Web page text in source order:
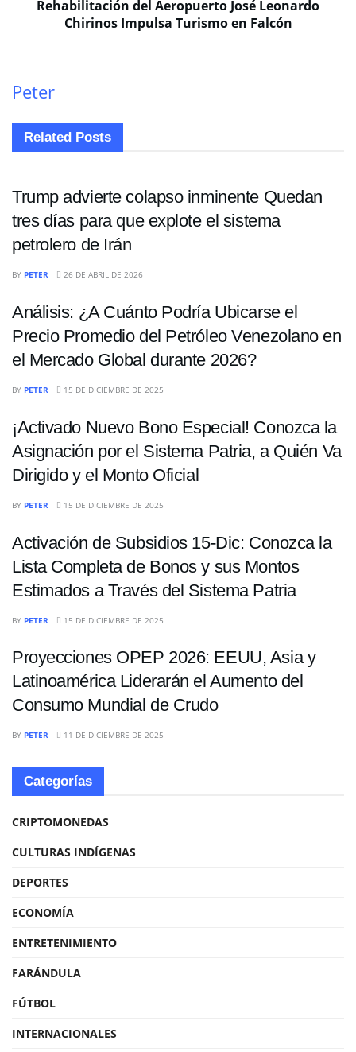
Rehabilitación del Aeropuerto José Leonardo
Chirinos Impulsa Turismo en Falcón
Peter
Related Posts
ECONOMÍA
Trump advierte colapso inminente Quedan
tres días para que explote el sistema
petrolero de Irán
BY PETER 26 DE ABRIL DE 2026
Análisis: ¿A Cuánto Podría Ubicarse el
Precio Promedio del Petróleo Venezolano en
el Mercado Global durante 2026?
BY PETER 15 DE DICIEMBRE DE 2025
¡Activado Nuevo Bono Especial! Conozca la
Asignación por el Sistema Patria, a Quién Va
Dirigido y el Monto Oficial
BY PETER 15 DE DICIEMBRE DE 2025
Activación de Subsidios 15-Dic: Conozca la
Lista Completa de Bonos y sus Montos
Estimados a Través del Sistema Patria
BY PETER 15 DE DICIEMBRE DE 2025
Proyecciones OPEP 2026: EEUU, Asia y
Latinoamérica Liderarán el Aumento del
Consumo Mundial de Crudo
BY PETER 11 DE DICIEMBRE DE 2025
Categorías
CRIPTOMONEDAS
CULTURAS INDÍGENAS
DEPORTES
ECONOMÍA
ENTRETENIMIENTO
FARÁNDULA
FÚTBOL
INTERNACIONALES